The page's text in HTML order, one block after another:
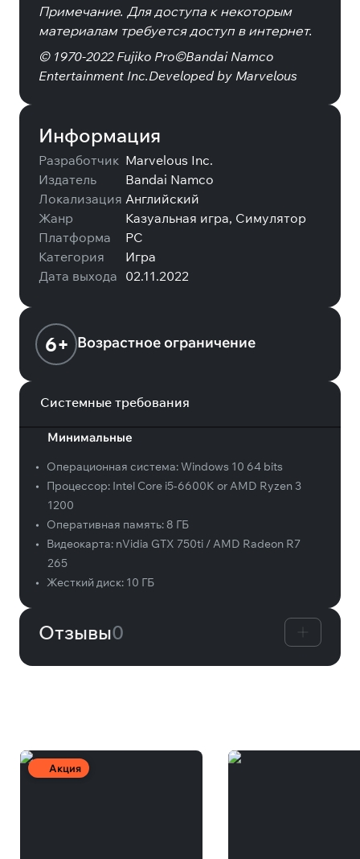
Примечание. Для доступа к некоторым
материалам требуется доступ в интернет.
© 1970-2022 Fujiko Pro©Bandai Namco
Entertainment Inc.Developed by Marvelous
Информация
Разработчик Marvelous Inc.
Издатель
Bandai Namco
Локализация Английский
Жанр
Казуальная игра, Симулятор
Платформа
PC
Категория
Игра
Дата выхода 02.11.2022
6+ Возрастное ограничение
Системные требования
Минимальные
• Операционная система:Windows 10 64 bits
•
Процессор: Intel Core i5-6600K or AMD Ryzen 3
1200
•
Оперативная память: 8 ГБ
•
Видеокарта: nVidia GTX 750ti / AMD Radeon R7
265
•
Жесткий диск: 10 ГБ
Отзывы0
Акция